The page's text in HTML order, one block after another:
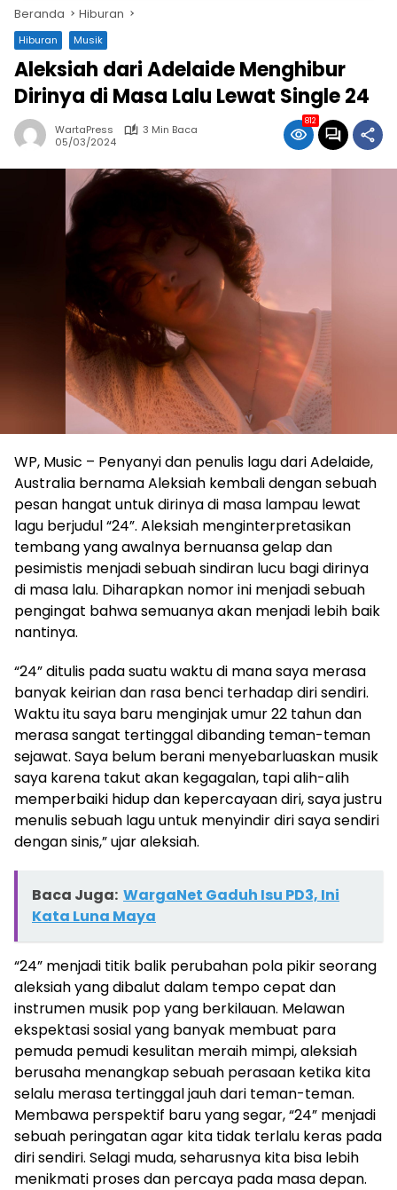
Beranda Hiburan
Hiburan Musik
Aleksiah dari Adelaide Menghibur
Dirinya di Masa Lalu Lewat Single 24
WartaPress
3 Min Baca
05/03/2024
812
WP, Music – Penyanyi dan penulis lagu dari Adelaide,
Australia bernama Aleksiah kembali dengan sebuah
pesan hangat untuk dirinya di masa lampau lewat
lagu berjudul “24”. Aleksiah menginterpretasikan
tembang yang awalnya bernuansa gelap dan
pesimistis menjadi sebuah sindiran lucu bagi dirinya
di masa lalu. Diharapkan nomor ini menjadi sebuah
pengingat bahwa semuanya akan menjadi lebih baik
nantinya.
“24” ditulis pada suatu waktu di mana saya merasa
banyak keirian dan rasa benci terhadap diri sendiri.
Waktu itu saya baru menginjak umur 22 tahun dan
merasa sangat tertinggal dibanding teman-teman
sejawat. Saya belum berani menyebarluaskan musik
saya karena takut akan kegagalan, tapi alih-alih
memperbaiki hidup dan kepercayaan diri, saya justru
menulis sebuah lagu untuk menyindir diri saya sendiri
dengan sinis,” ujar aleksiah.
Baca Juga: WargaNet Gaduh Isu PD3, Ini
Kata Luna Maya
“24” menjadi titik balik perubahan pola pikir seorang
aleksiah yang dibalut dalam tempo cepat dan
instrumen musik pop yang berkilauan. Melawan
ekspektasi sosial yang banyak membuat para
pemuda pemudi kesulitan meraih mimpi, aleksiah
berusaha menangkap sebuah perasaan ketika kita
selalu merasa tertinggal jauh dari teman-teman.
Membawa perspektif baru yang segar, “24” menjadi
sebuah peringatan agar kita tidak terlalu keras pada
diri sendiri. Selagi muda, seharusnya kita bisa lebih
menikmati proses dan percaya pada masa depan.